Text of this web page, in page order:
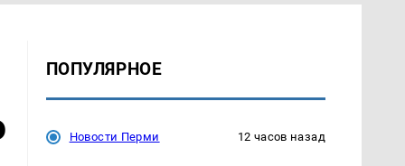
ПОПУЛЯРНОЕ
Новости Перми 12 часов назад